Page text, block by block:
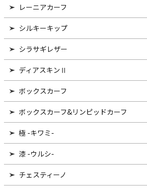
レーニアカーフ
シルキーキップ
シラサギレザー
ディアスキンⅡ
ボックスカーフ
ボックスカーフ&リンピッドカーフ
極 -キワミ-
漆 -ウルシ-
チェスティーノ